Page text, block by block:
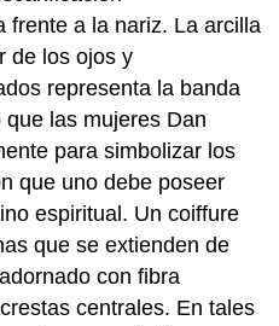
frente a la nariz. La arcilla
de los ojos y
representa la banda
las mujeres Dan
para simbolizar los
que uno debe poseer
espiritual. Un coiffure
que se extienden de
con fibra
centrales. En tales